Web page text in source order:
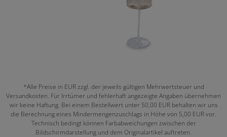
*Alle Preise in EUR zzgl. der jeweils gültigen Mehrwertsteuer und
Versandkosten. Für Irrtümer und fehlerhaft angezeigte Angaben übernehmen
wir keine Haftung. Bei einem Bestellwert unter 50,00 EUR behalten wir uns
die Berechnung eines Mindermengenzuschlags in Höhe von 5,00 EUR vor.
Technisch bedingt können Farbabweichungen zwischen der
Bildschirmdarstellung und dem Originalartikel auftreten.